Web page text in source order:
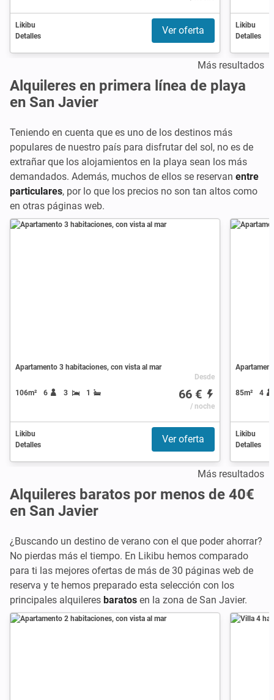
Likibu
Detalles
Ver oferta
Likibu
Detalles
Más resultados
Alquileres en primera línea de playa
en San Javier
Teniendo en cuenta que es uno de los destinos más
populares de nuestro país para disfrutar del sol, no es de
extrañar que los alojamientos en la playa sean los más
demandados. Además, muchos de ellos se reservan entre
particulares, por lo que los precios no son tan altos como
en otras páginas web.
Apartamento 3 habitaciones, con vista al mar
106m² 6 3 1
Desde
66 €
/ noche
Likibu
Detalles
Ver oferta
85m² 4
Likibu
Detalles
Más resultados
Alquileres baratos por menos de 40€
en San Javier
¿Buscando un destino de verano con el que poder ahorrar?
No pierdas más el tiempo. En Likibu hemos comparado
para ti las mejores ofertas de más de 30 páginas web de
reserva y te hemos preparado esta selección con los
principales alquileres baratos en la zona de San Javier.